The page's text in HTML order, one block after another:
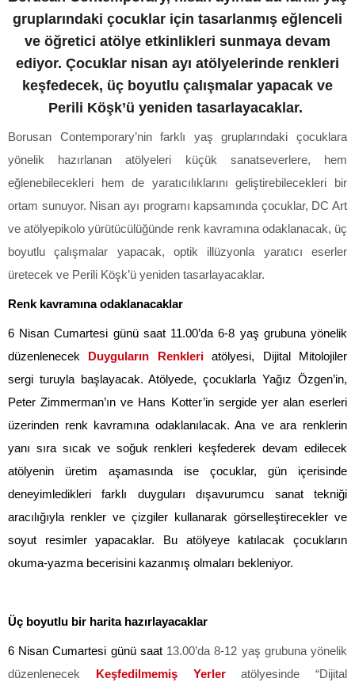
gruplarındaki çocuklar için tasarlanmış eğlenceli
ve öğretici atölye etkinlikleri sunmaya devam
ediyor. Çocuklar nisan ayı atölyelerinde renkleri
keşfedecek, üç boyutlu çalışmalar yapacak ve
Perili Köşk’ü yeniden tasarlayacaklar.
Borusan Contemporary’nin farklı yaş gruplarındaki çocuklara
yönelik hazırlanan atölyeleri küçük sanatseverlere, hem
eğlenebilecekleri hem de yaratıcılıklarını geliştirebilecekleri bir
ortam sunuyor. Nisan ayı programı kapsamında çocuklar, DC Art
ve atölyepikolo yürütücülüğünde renk kavramına odaklanacak, üç
boyutlu çalışmalar yapacak, optik illüzyonla yaratıcı eserler
üretecek ve Perili Köşk’ü yeniden tasarlayacaklar.
Renk kavramına odaklanacaklar
6 Nisan Cumartesi günü saat 11.00’da 6-8 yaş grubuna yönelik
düzenlenecek Duyguların Renkleriatölyesi, Dijital Mitolojiler
sergi turuyla başlayacak. Atölyede, çocuklarla Yağız Özgen’in,
Peter Zimmerman’ın ve Hans Kotter’in sergide yer alan eserleri
üzerinden renk kavramına odaklanılacak. Ana ve ara renklerin
yanı sıra sıcak ve soğuk renkleri keşfederek devam edilecek
atölyenin üretim aşamasında ise çocuklar, gün içerisinde
deneyimledikleri farklı duyguları dışavurumcu sanat tekniği
aracılığıyla renkler ve çizgiler kullanarak görselleştirecekler ve
soyut resimler yapacaklar. Bu atölyeye katılacak çocukların
okuma-yazma becerisini kazanmış olmaları bekleniyor.
Üç boyutlu bir harita hazırlayacaklar
6 Nisan Cumartesi günü saat13.00’da 8-12 yaş grubuna yönelik
düzenlenecek Keşfedilmemiş Yerleratölyesinde “Dijital